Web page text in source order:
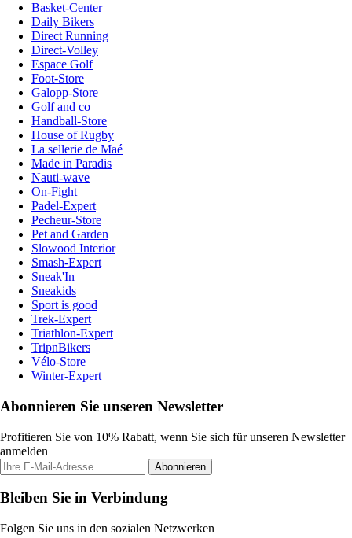
Basket-Center
Daily Bikers
Direct Running
Direct-Volley
Espace Golf
Foot-Store
Galopp-Store
Golf and co
Handball-Store
House of Rugby
La sellerie de Maé
Made in Paradis
Nauti-wave
On-Fight
Padel-Expert
Pecheur-Store
Pet and Garden
Slowood Interior
Smash-Expert
Sneak'In
Sneakids
Sport is good
Trek-Expert
Triathlon-Expert
TripnBikers
Vélo-Store
Winter-Expert
Abonnieren Sie unseren Newsletter
Profitieren Sie von 10% Rabatt, wenn Sie sich für unseren Newsletter
anmelden
Abonnieren
Bleiben Sie in Verbindung
Folgen Sie uns in den sozialen Netzwerken